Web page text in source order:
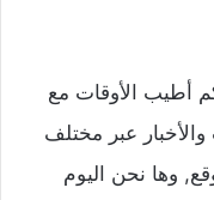
أطيب الأوقات مع
عبر مختلف
وها نحن اليوم